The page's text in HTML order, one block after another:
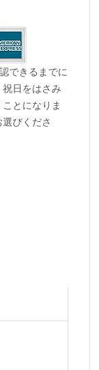
できるまでに
日をはさみ
とになりま
びくださ